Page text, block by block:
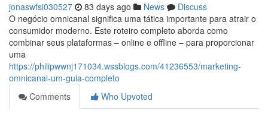
jonaswfsi030527 83 days ago News
Discuss
O negócio omnicanal significa uma tática importante para atrair o
consumidor moderno. Este roteiro completo aborda como
combinar seus plataformas – online e offline – para proporcionar
uma
https://philipwwnj171034.wssblogs.com/41236553/marketing-
omnicanal-um-guia-completo
Comments
Who Upvoted